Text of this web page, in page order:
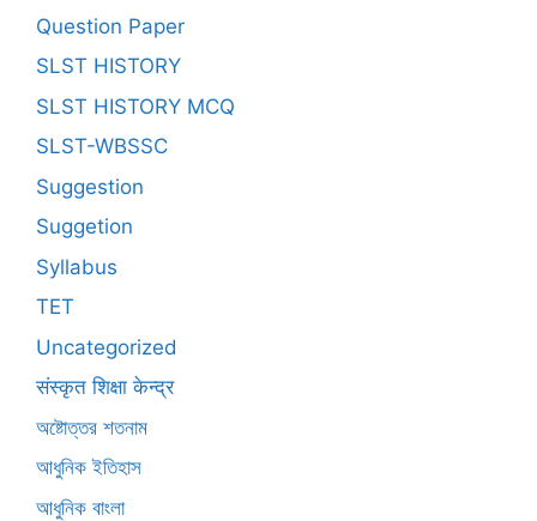
Question Paper
SLST HISTORY
SLST HISTORY MCQ
SLST-WBSSC
Suggestion
Suggetion
Syllabus
TET
Uncategorized
संस्कृत शिक्षा केन्द्र
অষ্টোত্তর শতনাম
আধুনিক ইতিহাস
আধুনিক বাংলা